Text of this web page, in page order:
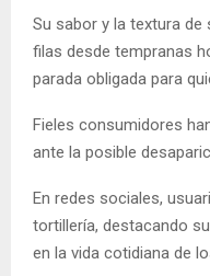
Su sabor y la textura
filas desde tempranas
parada obligada para
Fieles consumidores
ante la posible
En redes sociales,
tortillería, destacando
en la vida cotidiana de